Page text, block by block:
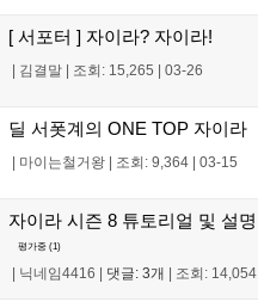
[ 서포터 ] 자이라? 자이라!
김결말 조회: 15,265 03-26
딜 서폿계의 ONE TOP 자이라
마이는철거왕 조회: 9,364 03-15
자이라 시즌 8 튜토리얼 및 설명
평가중 (1)
| 닉네임4416 | 댓글: 3개 | 조회: 14,054